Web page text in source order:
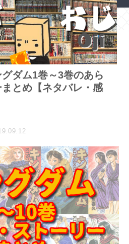
メ
グダム1巻～3巻のあら
とめ【ネタバレ・感